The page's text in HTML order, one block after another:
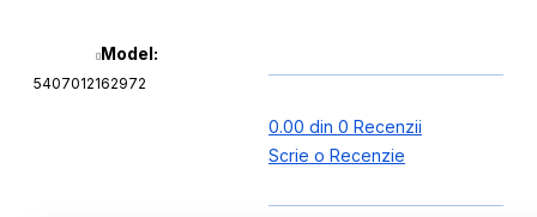
Model:
5407012162972
0.00 din 0 Recenzii
Scrie o Recenzie